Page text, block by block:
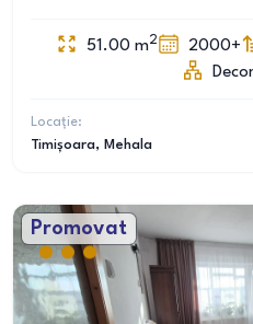
51.00 m2 2000+
Locație:
Timișoara, Mehala
Promovat